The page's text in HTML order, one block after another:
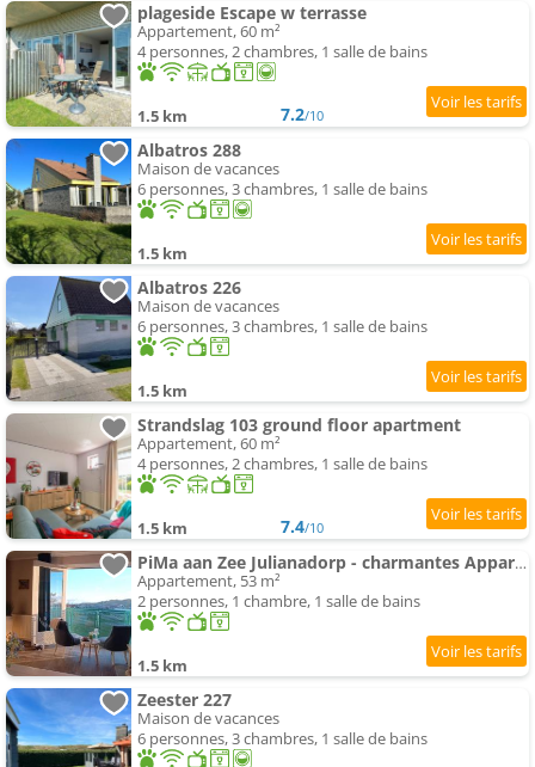
plageside Escape w terrasse
Appartement, 60 m²
4 personnes, 2 chambres, 1 salle de bains
1.5 km 7.2/10
Albatros 288
Maison de vacances
6 personnes, 3 chambres, 1 salle de bains
1.5 km
Albatros 226
Maison de vacances
6 personnes, 3 chambres, 1 salle de bains
1.5 km
Strandslag 103 ground floor apartment
Appartement, 60 m²
4 personnes, 2 chambres, 1 salle de bains
1.5 km 7.4/10
PiMa aan Zee Julianadorp - charmantes Appartement für bis zu 2 Personen in unmittelbarer Nähe zum St
Appartement, 53 m²
2 personnes, 1 chambre, 1 salle de bains
1.5 km
Zeester 227
Maison de vacances
6 personnes, 3 chambres, 1 salle de bains